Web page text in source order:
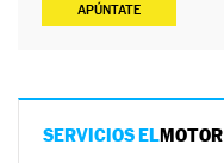
APÚNTATE
SERVICIOS ELMOTOR